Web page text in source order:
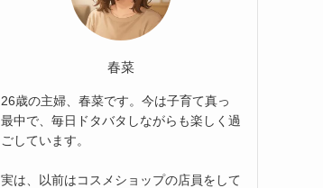
春菜
26歳の主婦、春菜です。今は子育て真っ
最中で、毎日ドタバタしながらも楽しく過
ごしています。
実は、以前はコスメショップの店員をして